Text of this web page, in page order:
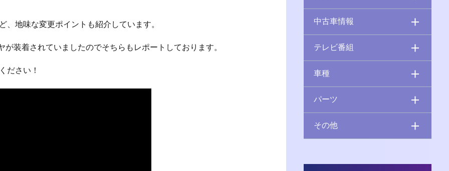
、地味な変更ポイントも紹介しています。
装着されていましたのでそちらもレポートしております。
ださい！
中古車情報
テレビ番組
車種
パーツ
その他